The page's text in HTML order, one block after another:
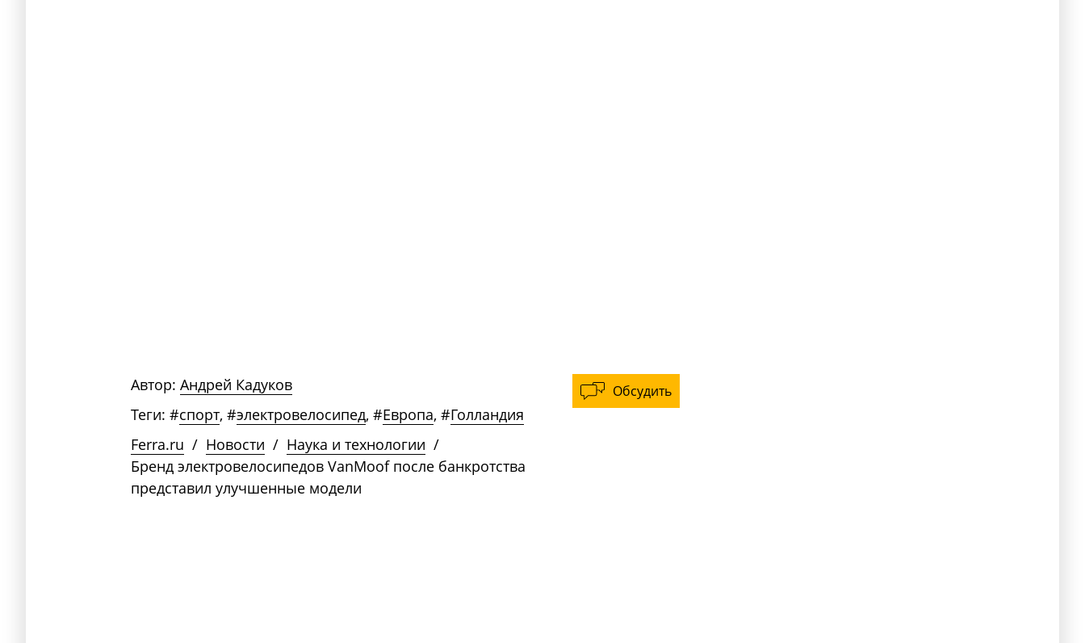
Обсудить
Автор: Андрей Кадуков
Теги: #спорт, #электровелосипед, #Европа, #Голландия
Ferra.ru / Новости / Наука и технологии /
Бренд электровелосипедов VanMoof после банкротства
представил улучшенные модели